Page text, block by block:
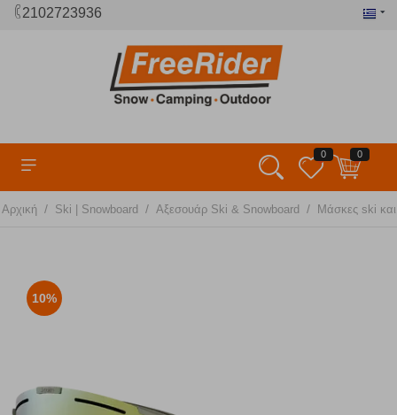
2102723936
0 0
Αρχική / Ski | Snowboard / Αξεσουάρ Ski & Snowboard / Μάσκες ski
10%